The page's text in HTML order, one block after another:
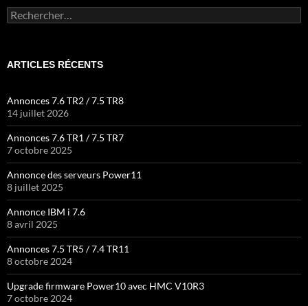
Rechercher :
ARTICLES RÉCENTS
Annonces 7.6 TR2 / 7.5 TR8
14 juillet 2026
Annonces 7.6 TR1 / 7.5 TR7
7 octobre 2025
Annonce des serveurs Power11
8 juillet 2025
Annonce IBM i 7.6
8 avril 2025
Annonces 7.5 TR5 / 7.4 TR11
8 octobre 2024
Upgrade firmware Power10 avec HMC V10R3
7 octobre 2024